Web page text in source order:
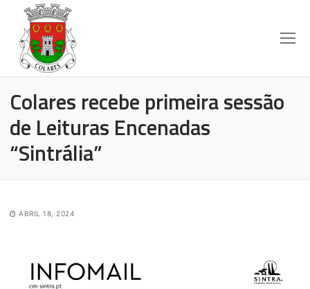
Colares recebe primeira sessão
de Leituras Encenadas
“Sintrália”
ABRIL 18, 2024